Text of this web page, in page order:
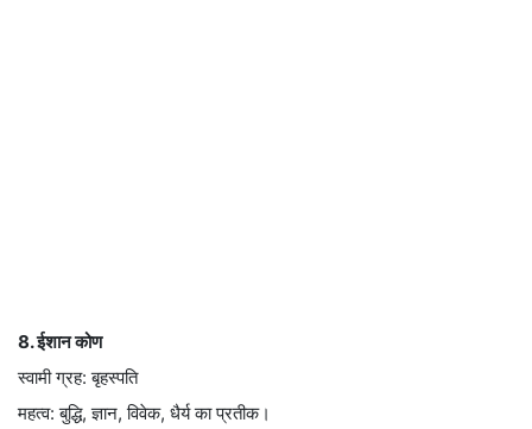
8. ईशान कोण
स्वामी ग्रह: बृहस्पति
महत्व: बुद्धि, ज्ञान, विवेक, धैर्य का प्रतीक।